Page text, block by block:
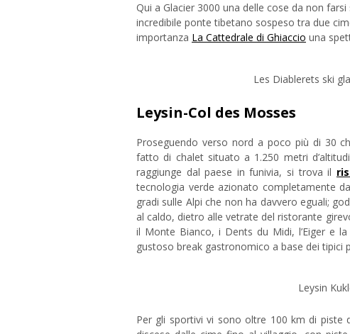
Qui a Glacier 3000 una delle cose da non
incredibile ponte tibetano sospeso tra due
importanza La Cattedrale di Ghiaccio una
Les Diablerets ski
Leysin-Col des Mosses
Proseguendo verso nord a poco più di 30
fatto di chalet situato a 1.250 metri
raggiunge dal paese in funivia, si trova il
tecnologia verde azionato completamente
gradi sulle Alpi che non ha davvero eguali;
al caldo, dietro alle vetrate del ristorante
il Monte Bianco, i Dents du Midi, l’Eiger e
gustoso break gastronomico a base dei tipici
Leysin
Per gli sportivi vi sono oltre 100 km di piste